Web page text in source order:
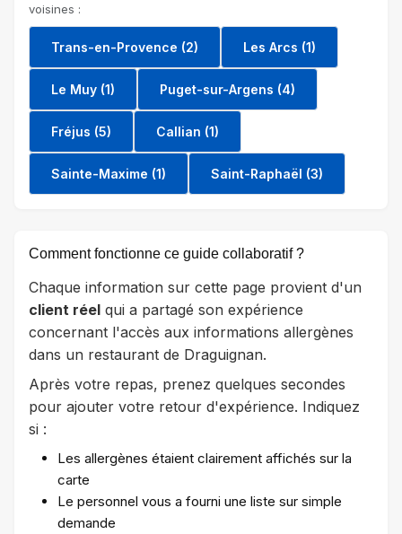
voisines :
Trans-en-Provence (2) Les Arcs (1)
Le Muy (1) Puget-sur-Argens (4)
Fréjus (5) Callian (1)
Sainte-Maxime (1) Saint-Raphaël (3)
Comment fonctionne ce guide collaboratif ?
Chaque information sur cette page provient d'un
client réel qui a partagé son expérience
concernant l'accès aux informations allergènes
dans un restaurant de Draguignan.
Après votre repas, prenez quelques secondes
pour ajouter votre retour d'expérience. Indiquez
si :
Les allergènes étaient clairement affichés sur la
carte
Le personnel vous a fourni une liste sur simple
demande